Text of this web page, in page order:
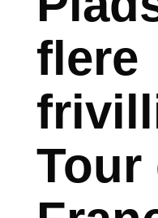
flere
Tour